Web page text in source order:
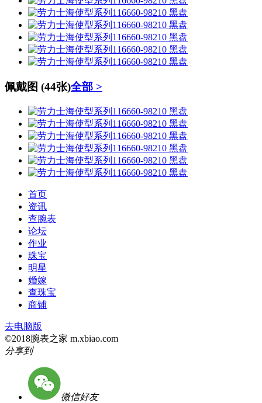
佩戴图 (44张)全部 >
首页
资讯
查腕表
论坛
作业
珠宝
明星
婚嫁
查珠宝
商铺
去电脑版
©2018腕表之家 m.xbiao.com
分享到
微信好友